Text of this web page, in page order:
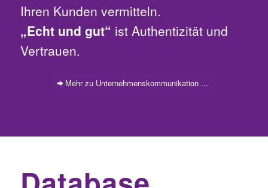
Ihren Kunden vermitteln.
„Echt und gut“ ist Authentizität und
Vertrauen.
Mehr zu Unternehmenskommunikation ...